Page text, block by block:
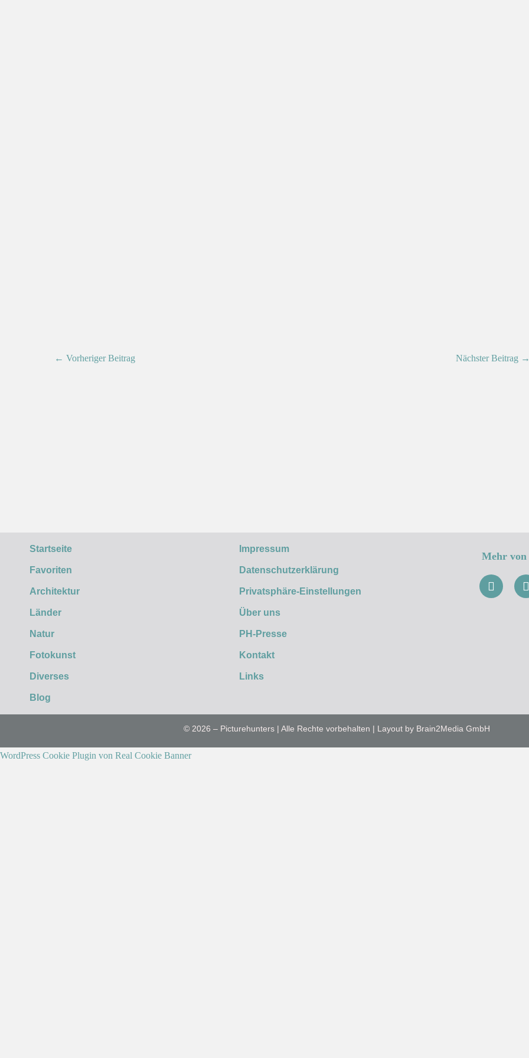
← Vorheriger Beitrag Nächster Beitrag →
Startseite
Favoriten
Architektur
Länder
Natur
Fotokunst
Diverses
Blog
Impressum
Datenschutzerklärung
Privatsphäre-Einstellungen
Über uns
PH-Presse
Kontakt
Links
Mehr von
© 2026 – Picturehunters | Alle Rechte vorbehalten | Layout by Brain2Media GmbH
WordPress Cookie Plugin von Real Cookie Banner